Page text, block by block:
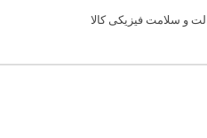
و سلامت فیزیکی کالا